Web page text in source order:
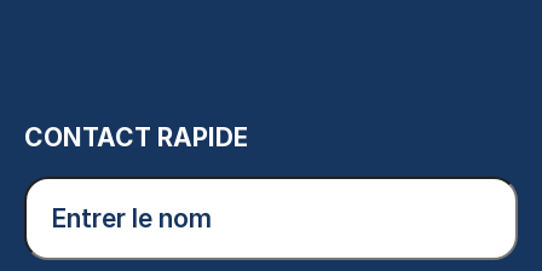
CONTACT RAPIDE
Entrer
nom